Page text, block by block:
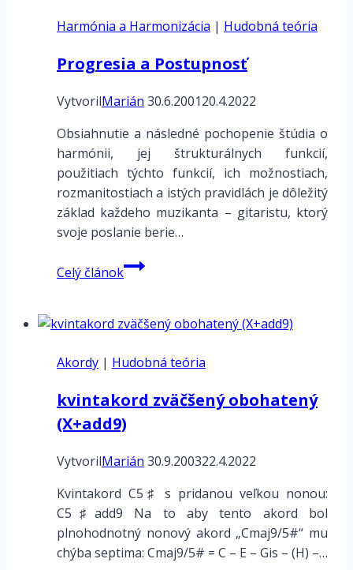
Harmónia a Harmonizácia | Hudobná teória
Progresia a Postupnosť
VytvorilMarián 30.6.200120.4.2022
Obsiahnutie a následné pochopenie štúdia o
harmónii, jej štrukturálnych funkcií,
použitiach týchto funkcií, ich možnostiach,
rozmanitostiach a istých pravidlách je dôležitý
základ každeho muzikanta – gitaristu, ktorý
svoje poslanie berie…
Celý článokProgresia
a
Akordy | Hudobná teória
kvintakord zväčšený obohatený
(X+add9)
VytvorilMarián 30.9.200322.4.2022
Kvintakord C5♯ s pridanou veľkou nonou:
C5♯add9 Na to aby tento akord bol
plnohodnotný nonový akord „Cmaj9/5#“ mu
chýba septima: Cmaj9/5# = C – E – Gis – (H) –…